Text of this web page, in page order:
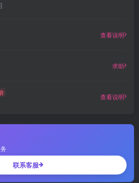
查看说明
求助
查看说明
联系客服